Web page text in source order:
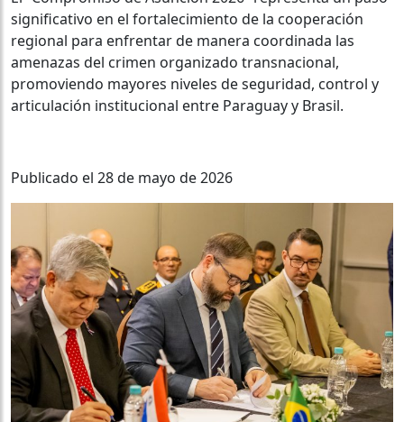
significativo en el fortalecimiento de la cooperación
regional para enfrentar de manera coordinada las
amenazas del crimen organizado transnacional,
promoviendo mayores niveles de seguridad, control y
articulación institucional entre Paraguay y Brasil.
Publicado el 28 de mayo de 2026